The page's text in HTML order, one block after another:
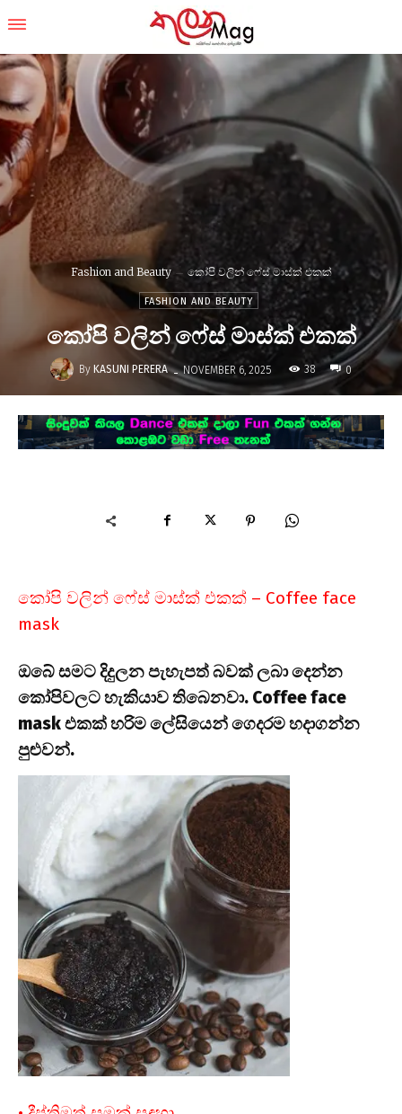
Fashion and Beauty කෝපි වලින් ෆේස් මාස්ක් එකක්
FASHION AND BEAUTY
කෝපි වලින් ෆේස් මාස්ක් එකක්
By KASUNI PERERA - NOVEMBER 6, 2025 38 0
කෝපි වලින් ෆේස් මාස්ක් එකක් – Coffee face
mask
ඔබේ සමට දිදුලන පැහැපත් බවක් ලබා දෙන්න
කෝපිවලට හැකියාව තිබෙනවා. Coffee face
mask එකක් හරිම ලේසියෙන් ගෙදරම හදාගන්න
පුළුවන්.